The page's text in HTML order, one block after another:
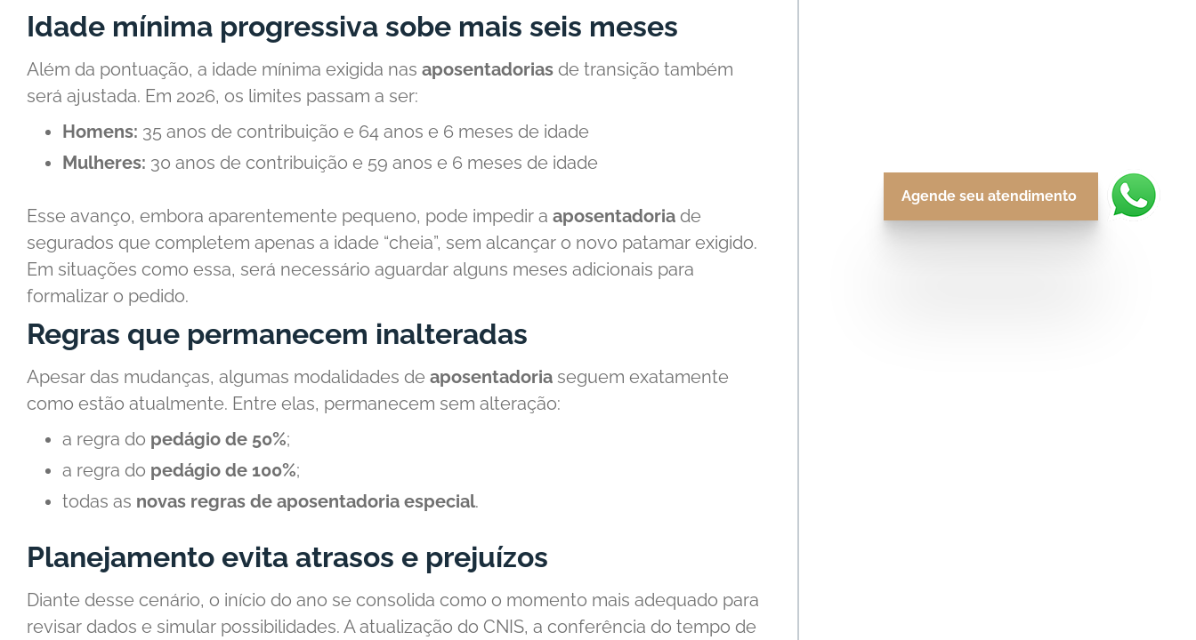
Agende seu atendimento
Idade mínima progressiva sobe mais seis meses
Além da pontuação, a idade mínima exigida nas aposentadorias de transição também
será ajustada. Em 2026, os limites passam a ser:
Homens: 35 anos de contribuição e 64 anos e 6 meses de idade
Mulheres: 30 anos de contribuição e 59 anos e 6 meses de idade
Esse avanço, embora aparentemente pequeno, pode impedir a aposentadoria de
segurados que completem apenas a idade “cheia”, sem alcançar o novo patamar exigido.
Em situações como essa, será necessário aguardar alguns meses adicionais para
formalizar o pedido.
Regras que permanecem inalteradas
Apesar das mudanças, algumas modalidades de aposentadoria seguem exatamente
como estão atualmente. Entre elas, permanecem sem alteração:
a regra do pedágio de 50%;
a regra do pedágio de 100%;
todas as novas regras de aposentadoria especial.
Planejamento evita atrasos e prejuízos
Diante desse cenário, o início do ano se consolida como o momento mais adequado para
revisar dados e simular possibilidades. A atualização do CNIS, a conferência do tempo de